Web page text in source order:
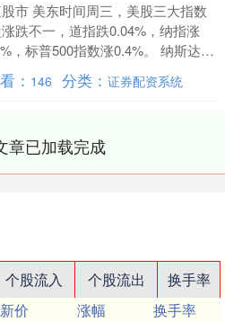
市 美东时间周三，美股三大指数
跌不一，道指跌0.04%，纳指涨
，标普500指数涨0.4%。 纳斯达克
金龙指数收涨1.7%，热门中概股
： 146 分类：证券配资系统
章已加载完成
个股流入 个股流出
换手率
价 涨幅
换手率